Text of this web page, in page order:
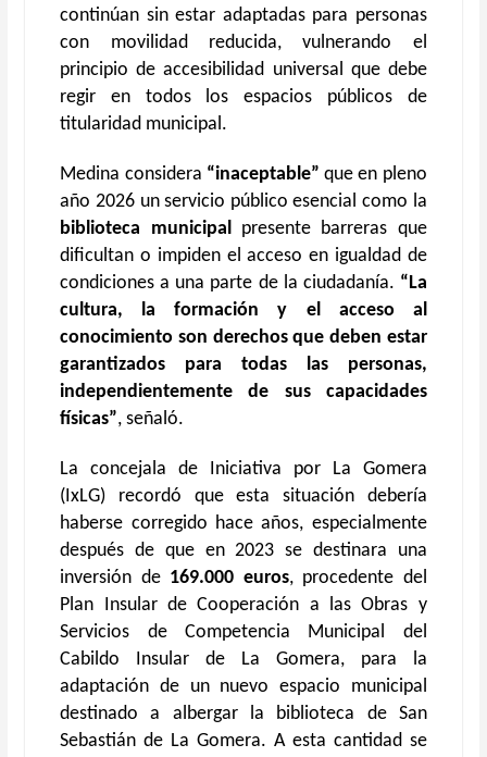
continúan sin estar adaptadas para personas
con movilidad reducida, vulnerando el
principio de accesibilidad universal que debe
regir en todos los espacios públicos de
titularidad municipal.
Medina considera “inaceptable” que en pleno
año 2026 un servicio público esencial como la
biblioteca municipal presente barreras que
dificultan o impiden el acceso en igualdad de
condiciones a una parte de la ciudadanía. “La
cultura, la formación y el acceso al
conocimiento son derechos que deben estar
garantizados para todas las personas,
independientemente de sus capacidades
físicas”, señaló.
La concejala de Iniciativa por La Gomera
(IxLG) recordó que esta situación debería
haberse corregido hace años, especialmente
después de que en 2023 se destinara una
inversión de 169.000 euros, procedente del
Plan Insular de Cooperación a las Obras y
Servicios de Competencia Municipal del
Cabildo Insular de La Gomera, para la
adaptación de un nuevo espacio municipal
destinado a albergar la biblioteca de San
Sebastián de La Gomera. A esta cantidad se